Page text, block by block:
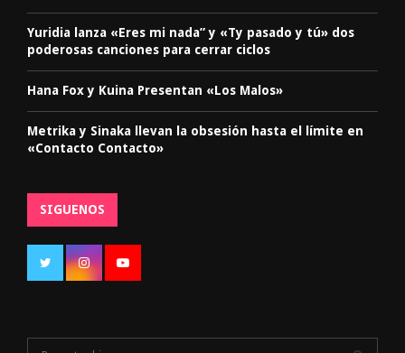
Yuridia lanza «Eres mi nada” y «Ty pasado y tú» dos
poderosas canciones para cerrar ciclos
Hana Fox y Kuina Presentan «Los Malos»
Metrika y Sinaka llevan la obsesión hasta el límite en
«Contacto Contacto»
SIGUENOS